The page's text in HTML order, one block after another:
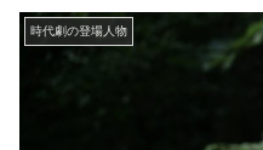
時代劇の登場人物